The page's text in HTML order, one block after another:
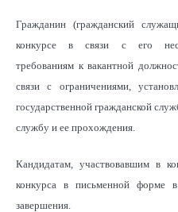
Гражданин (гражданский
конкурсе в связи с его
требованиям к вакантной
связи с ограничениями,
государственной гражданской
службу и ее прохождения.
Кандидатам, участвовавшим в
конкурса в письменной форме
завершения.